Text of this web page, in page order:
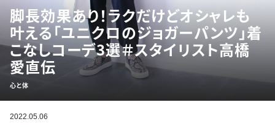
脚長効果あり！ラクだけどオシャレも
叶える「ユニクロのジョガーパンツ」着
こなしコーデ3選＃スタイリスト高橋
愛直伝
心と体
2022.05.06